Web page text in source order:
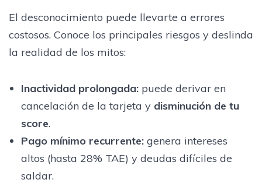
El desconocimiento puede llevarte a errores
costosos. Conoce los principales riesgos y deslinda
la realidad de los mitos:
Inactividad prolongada:puede derivar en
cancelación de la tarjeta y disminución de tu
score.
Pago mínimo recurrente:genera intereses
altos (hasta 28% TAE) y deudas difíciles de
saldar.